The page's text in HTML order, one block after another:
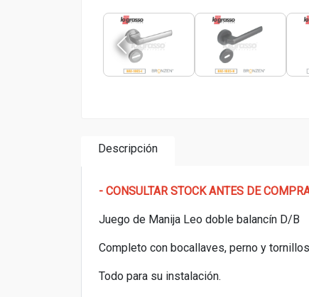
Descripción
- CONSULTAR STOCK ANTES DE
Juego de Manija Leo doble balancín D/B
Completo con bocallaves, perno y
Todo para su instalación.